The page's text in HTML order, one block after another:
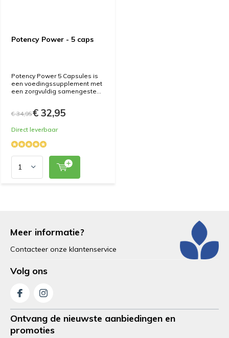
Potency Power - 5 caps
Potency Power 5 Capsules is
een voedingssupplement met
een zorgvuldig samengeste...
€ 34,95€ 32,95
Direct leverbaar
Meer informatie?
Contacteer onze klantenservice
Volg ons
Ontvang de nieuwste aanbiedingen en
promoties